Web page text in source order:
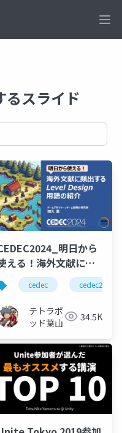
るスライド
明日から
える！海外文献に頻
するLevel Design用
の紹介
cedec cedec2024
テトラポ
ッド葉山
34.5K